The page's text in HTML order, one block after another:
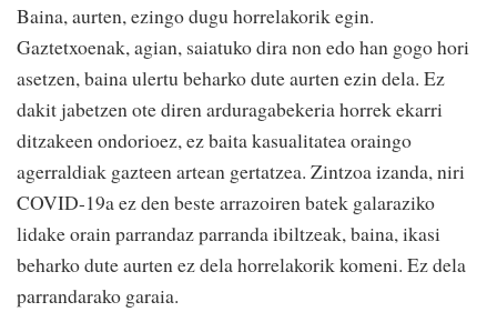
Baina, aurten, ezingo dugu horrelakorik egin.
Gaztetxoenak, agian, saiatuko dira non edo han gogo hori
asetzen, baina ulertu beharko dute aurten ezin dela. Ez
dakit jabetzen ote diren arduragabekeria horrek ekarri
ditzakeen ondorioez, ez baita kasualitatea oraingo
agerraldiak gazteen artean gertatzea. Zintzoa izanda, niri
COVID-19a ez den beste arrazoiren batek galaraziko
lidake orain parrandaz parranda ibiltzeak, baina, ikasi
beharko dute aurten ez dela horrelakorik komeni. Ez dela
parrandarako garaia.